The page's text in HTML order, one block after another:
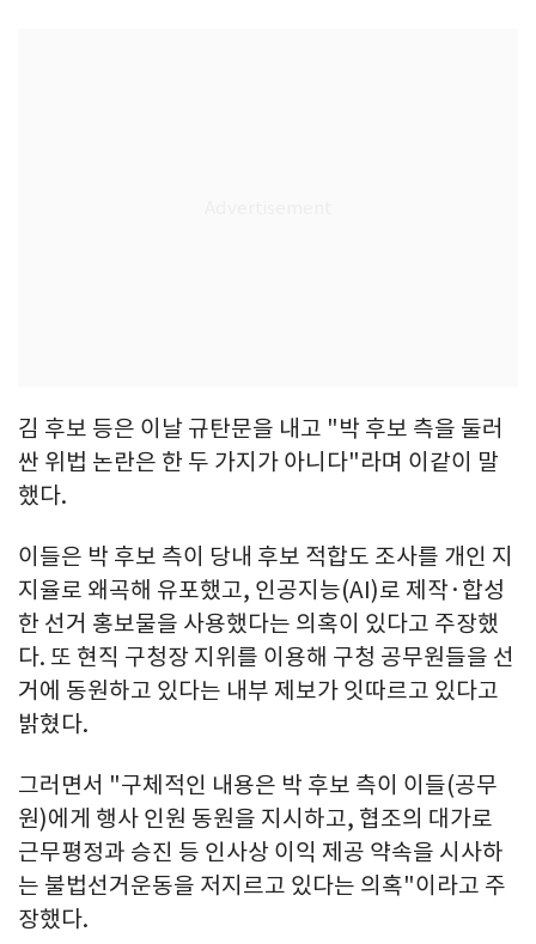
김 후보 등은 이날 규탄문을 내고 "박 후보 측을 둘러
싼 위법 논란은 한 두 가지가 아니다"라며 이같이 말
했다.
이들은 박 후보 측이 당내 후보 적합도 조사를 개인 지
지율로 왜곡해 유포했고, 인공지능(AI)로 제작·합성
한 선거 홍보물을 사용했다는 의혹이 있다고 주장했
다. 또 현직 구청장 지위를 이용해 구청 공무원들을 선
거에 동원하고 있다는 내부 제보가 잇따르고 있다고
밝혔다.
그러면서 "구체적인 내용은 박 후보 측이 이들(공무
원)에게 행사 인원 동원을 지시하고, 협조의 대가로
근무평정과 승진 등 인사상 이익 제공 약속을 시사하
는 불법선거운동을 저지르고 있다는 의혹"이라고 주
장했다.